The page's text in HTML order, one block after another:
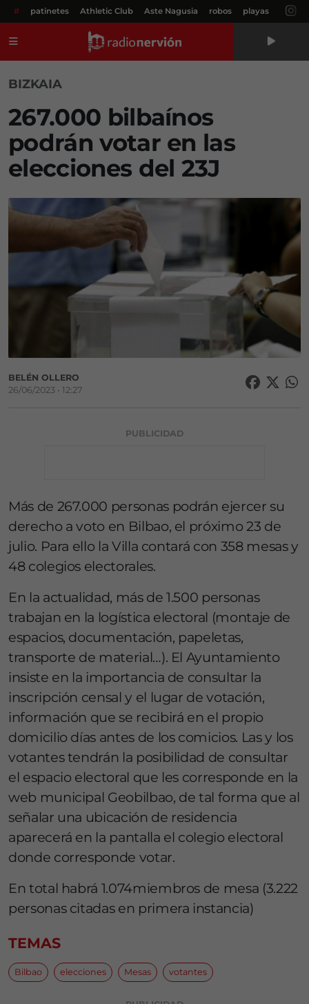
# patinetes Athletic Club Aste Nagusia robos playas
BIZKAIA
267.000 bilbaínos
podrán votar en las
elecciones del 23J
BELÉN OLLERO
26/06/2023 • 12:27
PUBLICIDAD
Más de 267.000 personas podrán ejercer su
derecho a voto en Bilbao, el próximo 23 de
julio. Para ello la Villa contará con 358 mesas y
48 colegios electorales.
En la actualidad, más de 1.500 personas
trabajan en la logística electoral (montaje de
espacios, documentación, papeletas,
transporte de material…). El Ayuntamiento
insiste en la importancia de consultar la
inscripción censal y el lugar de votación,
información que se recibirá en el propio
domicilio días antes de los comicios. Las y los
votantes tendrán la posibilidad de consultar
el espacio electoral que les corresponde en la
web municipal Geobilbao, de tal forma que al
señalar una ubicación de residencia
aparecerá en la pantalla el colegio electoral
donde corresponde votar.
En total habrá 1.074miembros de mesa (3.222
personas citadas en primera instancia)
TEMAS
Bilbao elecciones Mesas votantes